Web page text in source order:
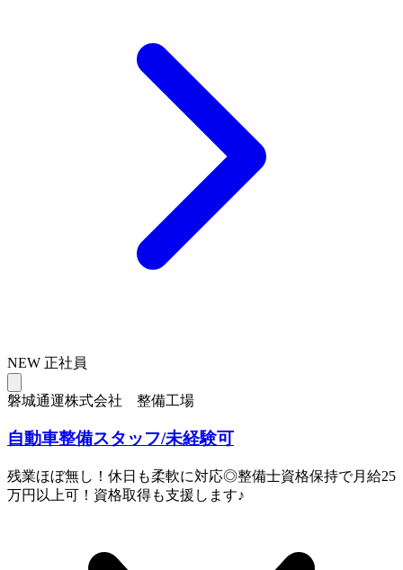
NEW 正社員
磐城通運株式会社 整備工場
自動車整備スタッフ/未経験可
残業ほぼ無し！休日も柔軟に対応◎整備士資格保持で月給25
万円以上可！資格取得も支援します♪